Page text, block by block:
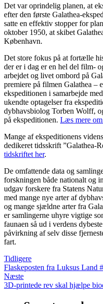
Det var oprindelig planen, at
efter den første Galathea-
satte en effektiv stopper for
oktober 1950, at skibet
København.
Det store fokus på at fortælle
der er i dag er en hel del film-
arbejdet og livet ombord på
premiere på filmen Galathea –
ekspeditionen i samarbejde
ukendte optagelser fra
dybhavsbiolog Torben Wolff,
på ekspeditionen. Læs mere
Mange af ekspeditionens
dedikeret tidsskrift ”Galathea-
tidskriftet her.
De omfattende data og
forskningen både nationalt og
udgav forskere fra Statens
med mange nye arter af
og mange sjældne arter fra
er samlingerne uhyre vigtige
faunaen så ud i verdens
påvirkning af selv disse
fart.
Tidligere
Flaskeposten fra Luksus Land
Næste
3D-printede rev skal hjælpe